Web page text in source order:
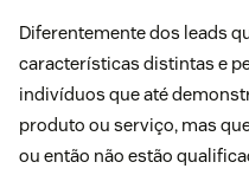
Diferentemente dos leads
características distintas e
indivíduos que até
produto ou serviço, mas
ou então não estão